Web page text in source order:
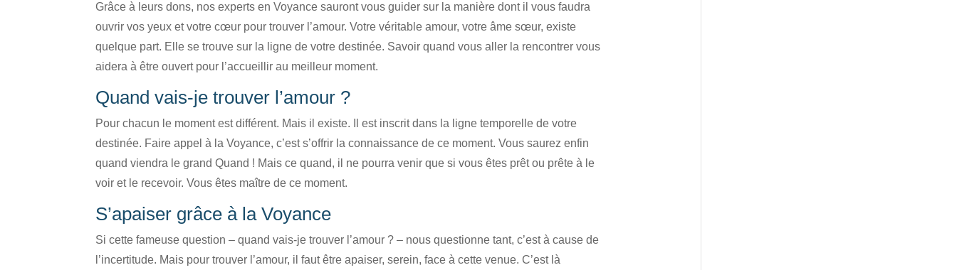
Grâce à leurs dons, nos experts en Voyance sauront vous guider sur la manière dont il vous faudra
ouvrir vos yeux et votre cœur pour trouver l’amour. Votre véritable amour, votre âme sœur, existe
quelque part. Elle se trouve sur la ligne de votre destinée. Savoir quand vous aller la rencontrer vous
aidera à être ouvert pour l’accueillir au meilleur moment.
Quand vais-je trouver l’amour ?
Pour chacun le moment est différent. Mais il existe. Il est inscrit dans la ligne temporelle de votre
destinée. Faire appel à la Voyance, c’est s’offrir la connaissance de ce moment. Vous saurez enfin
quand viendra le grand Quand ! Mais ce quand, il ne pourra venir que si vous êtes prêt ou prête à le
voir et le recevoir. Vous êtes maître de ce moment.
S’apaiser grâce à la Voyance
Si cette fameuse question – quand vais-je trouver l’amour ? – nous questionne tant, c’est à cause de
l’incertitude. Mais pour trouver l’amour, il faut être apaiser, serein, face à cette venue. C’est là